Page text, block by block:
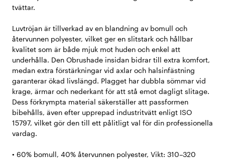
tvättar.
Luvtröjan är tillverkad av en blandning av bomull och
återvunnen polyester, vilket ger en slitstark och hållbar
kvalitet som är både mjuk mot huden och enkel att
underhålla. Den Obrushade insidan bidrar till extra komfort,
medan extra förstärkningar vid axlar och halsinfästning
garanterar ökad livslängd. Plagget har dubbla sömmar vid
krage, ärmar och nederkant för att stå emot dagligt slitage.
Dess förkrympta material säkerställer att passformen
bibehålls, även efter upprepad industritvätt enligt ISO
15797, vilket gör den till ett pålitligt val för din professionella
vardag.
• 60% bomull, 40% återvunnen polyester, Vikt: 310–320